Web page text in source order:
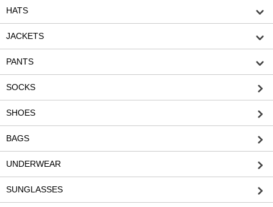
HATS
JACKETS
PANTS
SOCKS
SHOES
BAGS
UNDERWEAR
SUNGLASSES